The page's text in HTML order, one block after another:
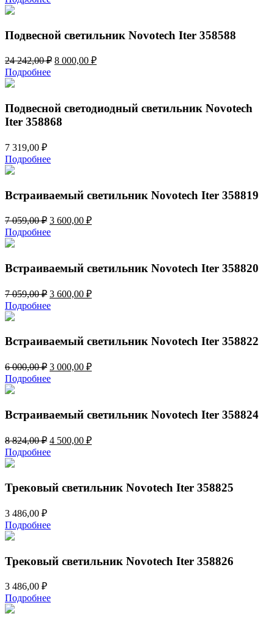
Подвесной светильник Novotech Iter 358588
24 242,00₽ Первоначальная
242,00 ₽.
8 000,00 ₽Текущая
Подробнее
Подвесной светодиодный светильник Novotech
Iter 358868
7 319,00 ₽
Подробнее
Встраиваемый светильник Novotech Iter 358819
7 059,00₽ Первоначальная
цена
составляла
059,00 ₽.
3 600,00 ₽Текущая
Подробнее
Встраиваемый светильник Novotech Iter 358820
7 059,00₽ Первоначальная
цена
составляла
059,00 ₽.
3 600,00 ₽Текущая
Подробнее
Встраиваемый светильник Novotech Iter 358822
6 000,00₽ Первоначальная
цена
составляла
000,00 ₽.
3 000,00 ₽Текущая
Подробнее
Встраиваемый светильник Novotech Iter 358824
8 824,00₽ Первоначальная
цена
составляла
824,00 ₽.
4 500,00 ₽Текущая
Подробнее
Трековый светильник Novotech Iter 358825
3 486,00 ₽
Подробнее
Трековый светильник Novotech Iter 358826
3 486,00 ₽
Подробнее